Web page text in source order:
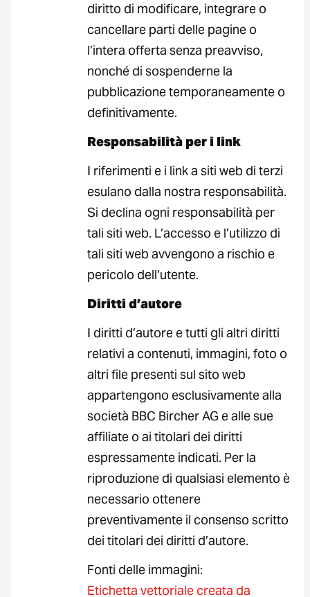
diritto di modificare, integrare o
cancellare parti delle pagine o
l’intera offerta senza preavviso,
nonché di sospenderne la
pubblicazione temporaneamente o
definitivamente.
Responsabilità per i link
I riferimenti e i link a siti web di terzi
esulano dalla nostra responsabilità.
Si declina ogni responsabilità per
tali siti web. L’accesso e l’utilizzo di
tali siti web avvengono a rischio e
pericolo dell’utente.
Diritti d’autore
I diritti d’autore e tutti gli altri diritti
relativi a contenuti, immagini, foto o
altri file presenti sul sito web
appartengono esclusivamente alla
società BBC Bircher AG e alle sue
affiliate o ai titolari dei diritti
espressamente indicati. Per la
riproduzione di qualsiasi elemento è
necessario ottenere
preventivamente il consenso scritto
dei titolari dei diritti d’autore.
Fonti delle immagini:
Etichetta vettoriale creata da